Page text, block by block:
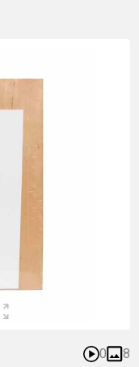
0 8